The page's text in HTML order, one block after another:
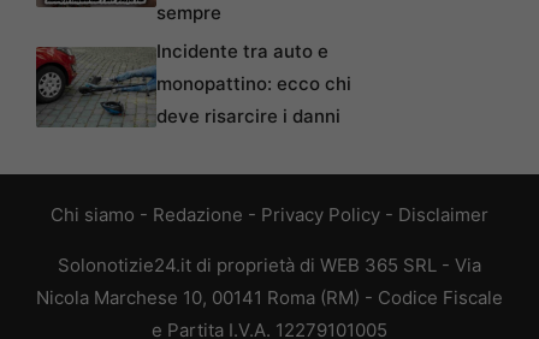
sempre
Incidente tra auto e
monopattino: ecco chi
deve risarcire i danni
Chi siamo - Redazione - Privacy Policy - Disclaimer
Solonotizie24.it di proprietà di WEB 365 SRL - Via
Nicola Marchese 10, 00141 Roma (RM) - Codice Fiscale
e Partita I.V.A. 12279101005